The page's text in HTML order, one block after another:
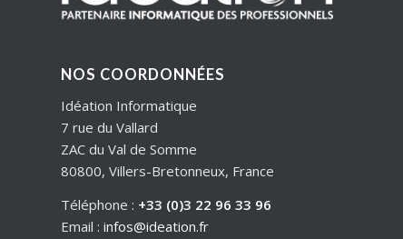
NOS COORDONNÉES
Idéation Informatique
7 rue du Vallard
ZAC du Val de Somme
80800, Villers-Bretonneux, France
Téléphone : +33 (0)3 22 96 33 96
Email : infos@ideation.fr